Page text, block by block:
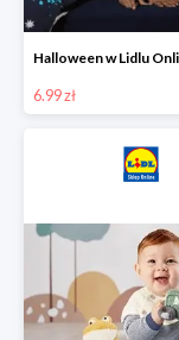
6.99 zł